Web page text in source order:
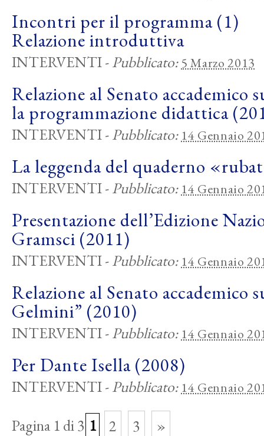
Incontri per il programma (1)
Relazione introduttiva
INTERVENTI-Pubblicato: 5 Marzo 2013
Relazione al Senato accademico
la programmazione didattica
INTERVENTI-Pubblicato: 14 Gennaio
La leggenda del quaderno
INTERVENTI-Pubblicato: 14 Gennaio
Presentazione dell’Edizione
Gramsci (2011)
INTERVENTI-Pubblicato: 14 Gennaio
Relazione al Senato accademico
Gelmini” (2010)
INTERVENTI-Pubblicato: 14 Gennaio
Per Dante Isella (2008)
INTERVENTI-Pubblicato: 14 Gennaio
Pagina 1 di 3 1 2 3 »